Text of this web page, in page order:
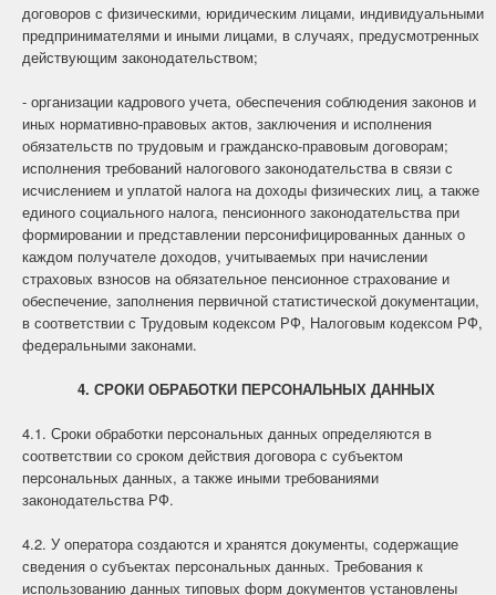
договоров с физическими, юридическим лицами, индивидуальными
предпринимателями и иными лицами, в случаях, предусмотренных
действующим законодательством;
- организации кадрового учета, обеспечения соблюдения законов и
иных нормативно-правовых актов, заключения и исполнения
обязательств по трудовым и гражданско-правовым договорам;
исполнения требований налогового законодательства в связи с
исчислением и уплатой налога на доходы физических лиц, а также
единого социального налога, пенсионного законодательства при
формировании и представлении персонифицированных данных о
каждом получателе доходов, учитываемых при начислении
страховых взносов на обязательное пенсионное страхование и
обеспечение, заполнения первичной статистической документации,
в соответствии с Трудовым кодексом РФ, Налоговым кодексом РФ,
федеральными законами.
4. СРОКИ ОБРАБОТКИ ПЕРСОНАЛЬНЫХ ДАННЫХ
4.1. Сроки обработки персональных данных определяются в
соответствии со сроком действия договора с субъектом
персональных данных, а также иными требованиями
законодательства РФ.
4.2. У оператора создаются и хранятся документы, содержащие
сведения о субъектах персональных данных. Требования к
использованию данных типовых форм документов установлены